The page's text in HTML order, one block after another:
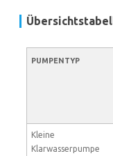
PUMPENTYP
Kleine
Klarwasserpumpe